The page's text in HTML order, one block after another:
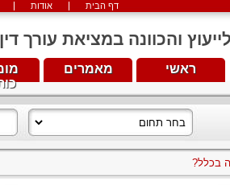
אודות דף הבית
לייעוץ והכוונה במציאת עורך דין
מאמרים ראשי
בכלל?